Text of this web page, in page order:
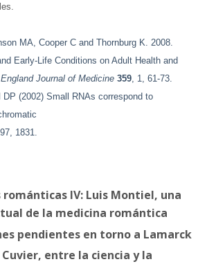
MA, Cooper C and Thornburg K. 2008.
Early-Life Conditions on Adult Health and
Journal of Medicine 359, 1, 61-73.
DP (2002) Small RNAs correspond to
1831.
románticas IV: Luis Montiel, una
de la medicina romántica
pendientes en torno a Lamarck
Cuvier, entre la ciencia y la